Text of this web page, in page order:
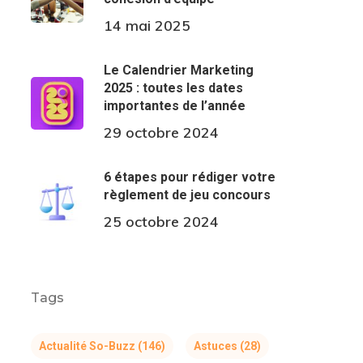
14 mai 2025
Le Calendrier Marketing
2025 : toutes les dates
importantes de l’année
29 octobre 2024
6 étapes pour rédiger votre
règlement de jeu concours
25 octobre 2024
Tags
Actualité So-Buzz (146) Astuces (28)